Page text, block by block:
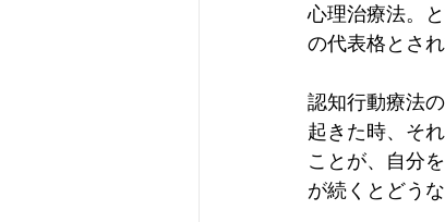
心理治療法。
の代表格とされ
認知行動療法
起きた時、そ
ことが、自分
が続くとどう